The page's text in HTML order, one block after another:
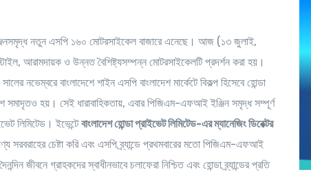
দ্ধ নতুন এসপি ১৬০ মোটরসাইকেল বাজারে এনেছে। আজ (১৩ জুলাই,
আরামদায়ক ও উন্নত বৈশিষ্ট্যসম্পন্ন মোটরসাইকেলটি প্রদর্শন করা হয়।
নভেম্বরে বাংলাদেশে শাইন এসপি বাংলাদেশ মার্কেটেবিকল্প হিসেবে হোন্ডা
সমাদৃতও হয়। সেই ধারাবাহিকতায়, এবার পিজিএম-এফআই ইঞ্জিন সমৃদ্ধ সম্পূর্ণ
লিমিটেড। ইভেন্টেবাংলাদেশ হোন্ডা প্রাইভেট লিমিটেড-এর ম্যানেজিং ডিরেক্টর
সরবরাহের চেষ্টা করি এবং এসপি ব্র্যান্ডে প্রথমবারের মতো পিজিএম-এফআই
গ্রাহকদের স্বাধীনভাবে চলাফেরা নিশ্চিত এবং হোন্ডা ব্র্যান্ডের প্রতি